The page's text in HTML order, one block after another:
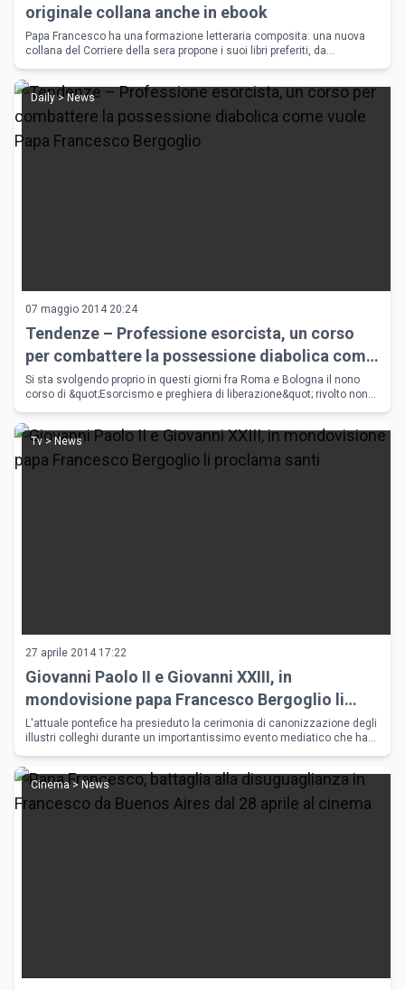
originale collana anche in ebook
Papa Francesco ha una formazione letteraria composita: una nuova
collana del Corriere della sera propone i suoi libri preferiti, da
Daily > News
07 maggio 2014 20:24
Tendenze – Professione esorcista, un corso
per combattere la possessione diabolica come
vuole Papa Francesco Bergoglio
Si sta svolgendo proprio in questi giorni fra Roma e Bologna il nono
corso di &quot;Esorcismo e preghiera di liberazione&quot; rivolto non
Tv > News
27 aprile 2014 17:22
Giovanni Paolo II e Giovanni XXIII, in
mondovisione papa Francesco Bergoglio li
proclama santi
L'attuale pontefice ha presieduto la cerimonia di canonizzazione degli
illustri colleghi durante un importantissimo evento mediatico che ha
Cinema > News